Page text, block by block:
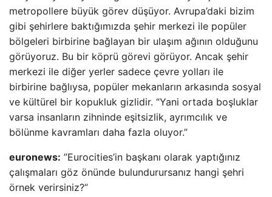
metropollere büyük görev düşüyor. Avrupa’daki bizim
gibi şehirlere baktığımızda şehir merkezi ile popüler
bölgeleri birbirine bağlayan bir ulaşım ağının olduğunu
görüyoruz. Bu bir köprü görevi görüyor. Ancak şehir
merkezi ile diğer yerler sadece çevre yolları ile
birbirine bağlıysa, popüler mekanların arkasında sosyal
ve kültürel bir kopukluk gizlidir. “Yani ortada boşluklar
varsa insanların zihninde eşitsizlik, ayrımcılık ve
bölünme kavramları daha fazla oluyor.”
euronews: ”Eurocities’in başkanı olarak yaptığınız
çalışmaları göz önünde bulundurursanız hangi şehri
örnek verirsiniz?”